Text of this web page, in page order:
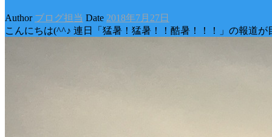
Author ブログ担当 Date 2018年7月27日
こんにちは(^^♪ 連日「猛暑！猛暑！！酷暑！！！」の報道